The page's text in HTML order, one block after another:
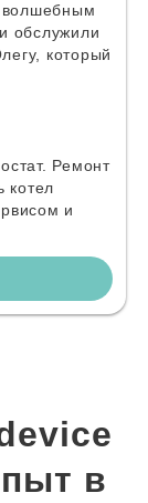
волшебным
обслужили
который
Ремонт
котел
и
в